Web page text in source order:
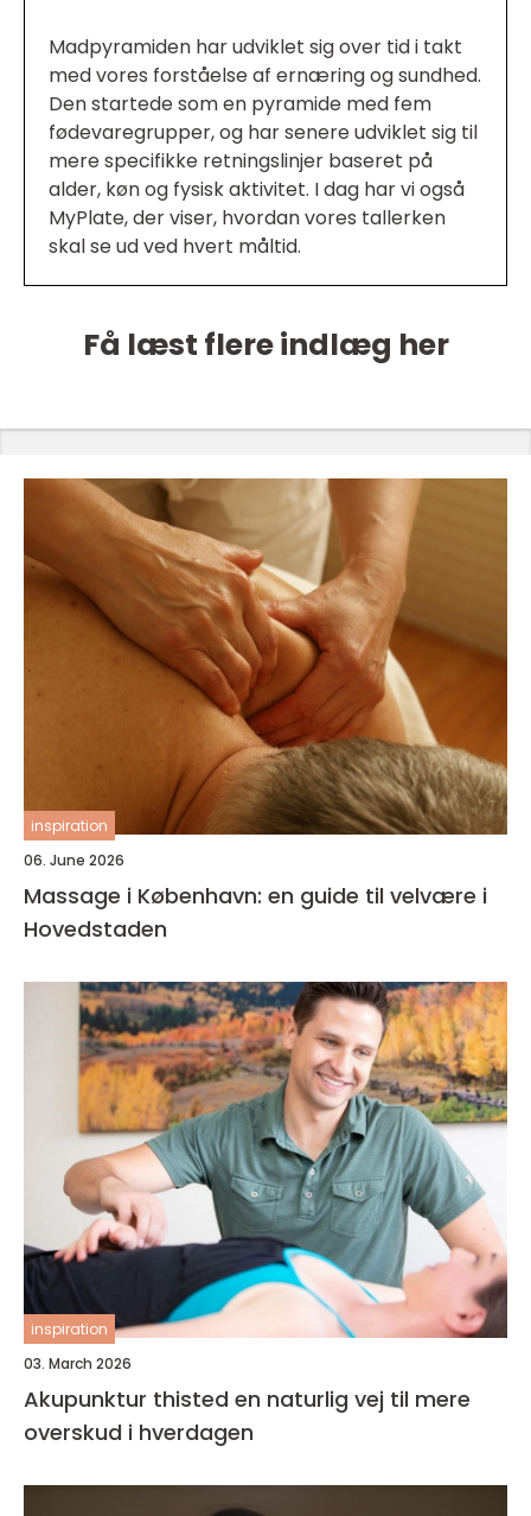
Madpyramiden har udviklet sig over tid i takt
med vores forståelse af ernæring og sundhed.
Den startede som en pyramide med fem
fødevaregrupper, og har senere udviklet sig til
mere specifikke retningslinjer baseret på
alder, køn og fysisk aktivitet. I dag har vi også
MyPlate, der viser, hvordan vores tallerken
skal se ud ved hvert måltid.
Få læst flere indlæg her
inspiration
06. June 2026
Massage i København: en guide til velvære i
Hovedstaden
inspiration
03. March 2026
Akupunktur thisted en naturlig vej til mere
overskud i hverdagen